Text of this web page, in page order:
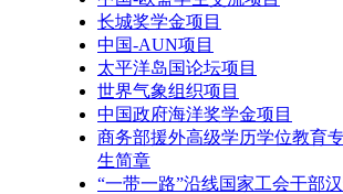
长城奖学金项目
中国-AUN项目
太平洋岛国论坛项目
世界气象组织项目
中国政府海洋奖学金项目
商务部援外高级学历学位教育
生简章
“一带一路”沿线国家工会干部